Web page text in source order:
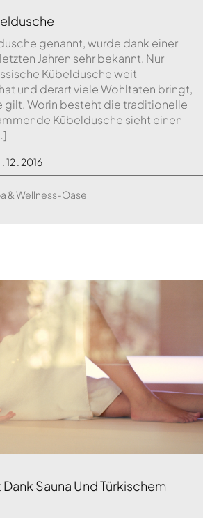
genannt, wurde dank einer
Jahren sehr bekannt. Nur
Kübeldusche weit
und derart viele Wohltaten bringt,
gilt. Worin besteht die traditionelle
Kübeldusche sieht einen
. 12 . 2016
& Wellness-Oase
Sauna Und Türkischem